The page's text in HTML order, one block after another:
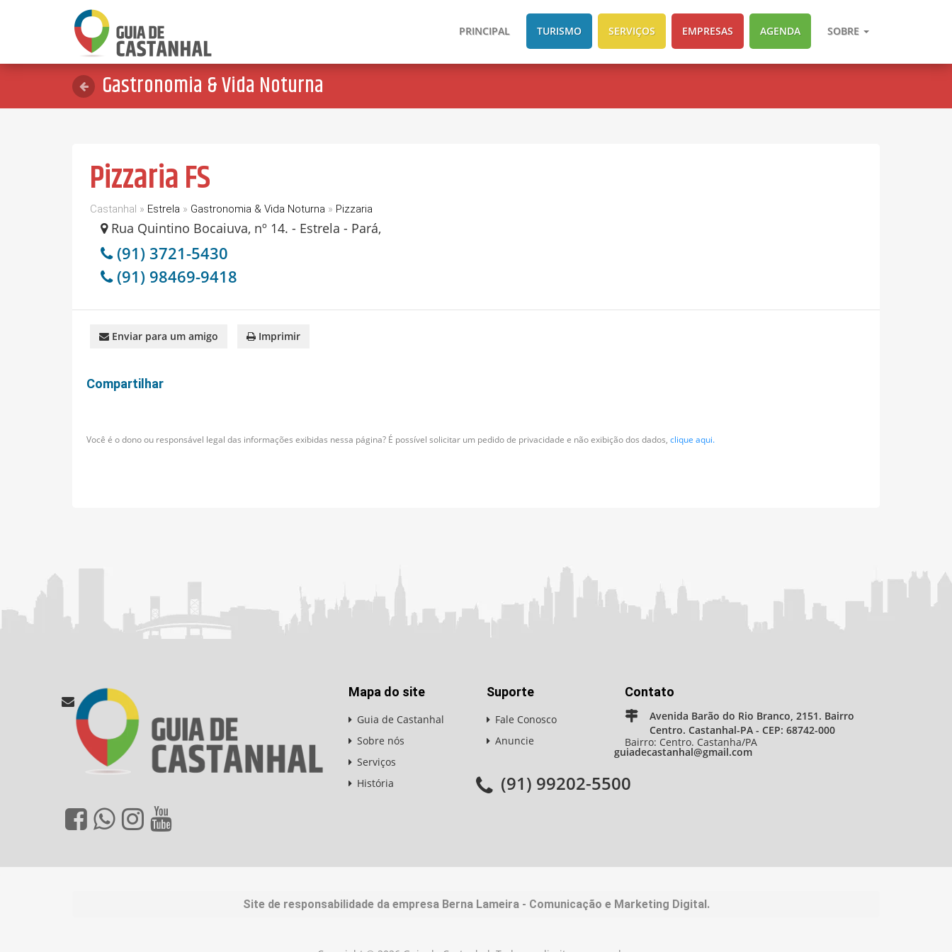
PRINCIPAL TURISMO SERVIÇOS EMPRESAS AGENDA SOBRE
Gastronomia & Vida Noturna
Pizzaria FS
Castanhal » Estrela » Gastronomia & Vida Noturna » Pizzaria
Rua Quintino Bocaiuva, nº 14. - Estrela - Pará,
(91) 3721-5430
(91) 98469-9418
Enviar para um amigo Imprimir
Compartilhar
Você é o dono ou responsável legal das informações exibidas nessa página? É possível solicitar um pedido de privacidade e não exibição dos dados, clique aqui.
Mapa do site
Guia de Castanhal
Sobre nós
Serviços
História
Suporte
Fale Conosco
Anuncie
Contato
Avenida Barão do Rio Branco, 2151. Bairro
Centro. Castanhal-PA - CEP: 68742-000
Bairro: Centro. Castanha/PA
guiadecastanhal@gmail.com
(91) 99202-5500
Site de responsabilidade da empresa Berna Lameira - Comunicação e Marketing Digital.